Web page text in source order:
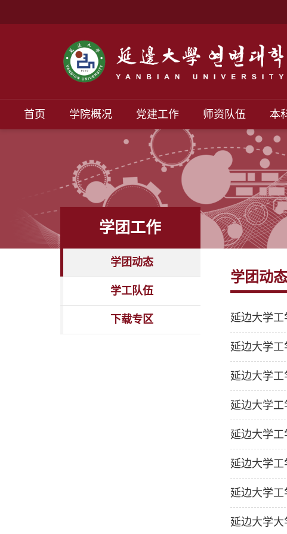
首页 学院概况 党建工作 师资队伍 本
学团工作
学团动态
学工队伍
下载专区
学团动态
延边大学工
延边大学工
延边大学工
延边大学
延边大学
延边大学工
延边大学工
延边大学